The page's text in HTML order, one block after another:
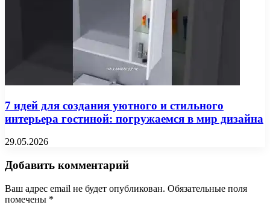
7 идей для создания уютного и стильного
интерьера гостиной: погружаемся в мир дизайна
29.05.2026
Добавить комментарий
Ваш адрес email не будет опубликован. Обязательные поля
помечены *